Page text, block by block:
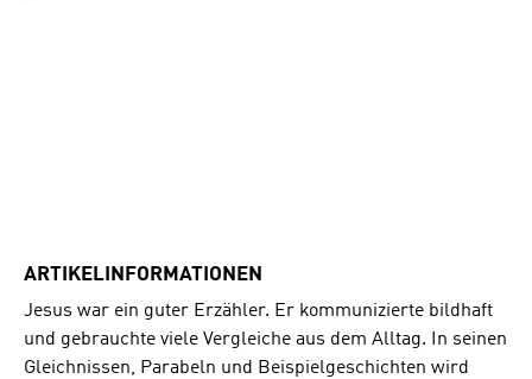
ARTIKELINFORMATIONEN
Jesus war ein guter Erzähler. Er kommunizierte bildhaft
und gebrauchte viele Vergleiche aus dem Alltag. In seinen
Gleichnissen, Parabeln und Beispielgeschichten wird